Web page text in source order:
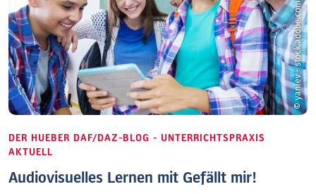
© yanlev - stock.adobe.com
DER HUEBER DAF/DAZ-BLOG - UNTERRICHTSPRAXIS
AKTUELL
Audiovisuelles Lernen mit Gefällt mir!